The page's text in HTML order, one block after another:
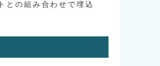
との組み合わせで埋込